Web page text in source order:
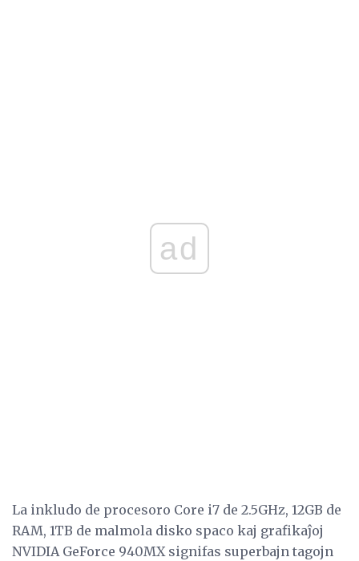
ad
La inkludo de procesoro Core i7 de 2.5GHz, 12GB de
RAM, 1TB de malmola disko spaco kaj grafikaĵoj
NVIDIA GeForce 940MX signifas superbajn tagojn